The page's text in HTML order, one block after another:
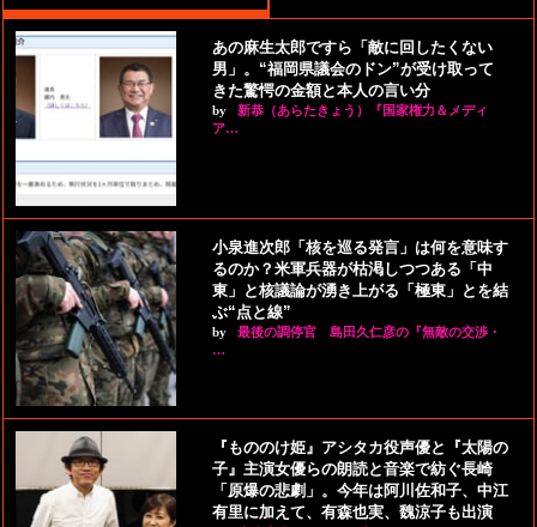
あの麻生太郎ですら「敵に回したくない
男」。“福岡県議会のドン”が受け取って
きた驚愕の金額と本人の言い分
by
新恭（あらたきょう）『国家権力＆メディ
ア…
小泉進次郎「核を巡る発言」は何を意味す
るのか？米軍兵器が枯渇しつつある「中
東」と核議論が湧き上がる「極東」とを結
ぶ“点と線”
by
最後の調停官 島田久仁彦の『無敵の交渉・
…
『もののけ姫』アシタカ役声優と『太陽の
子』主演女優らの朗読と音楽で紡ぐ長崎
「原爆の悲劇」。今年は阿川佐和子、中江
有里に加えて、有森也実、魏涼子も出演